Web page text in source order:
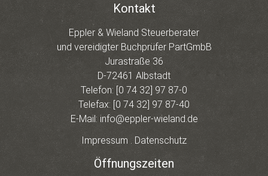
Kontakt
Eppler & Wieland Steuerberater
und vereidigter Buchprüfer PartGmbB
Jurastraße 36
D-72461 Albstadt
Telefon: [0 74 32] 97 87-0
Telefax: [0 74 32] 97 87-40
E-Mail: info@eppler-wieland.de
Impressum
Datenschutz
Öffnungszeiten